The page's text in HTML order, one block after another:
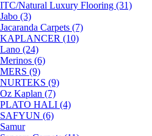
ITC/Natural Luxury Flooring (31)
Jabo (3)
Jacaranda Carpets (7)
KAPLANCER (10)
Lano (24)
Merinos (6)
MERS (9)
NURTEKS (9)
Oz Kaplan (7)
PLATO HALI (4)
SAFYUN (6)
Samur